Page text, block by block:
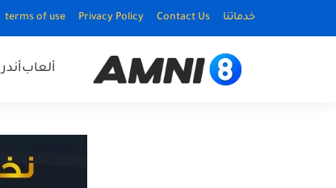
خدماتنا Contact Us
Privacy Policy
terms of use
ألعاب